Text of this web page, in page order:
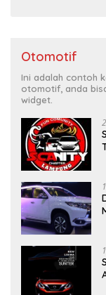
Otomotif
Ini adalah contoh
otomotif, anda
widget.